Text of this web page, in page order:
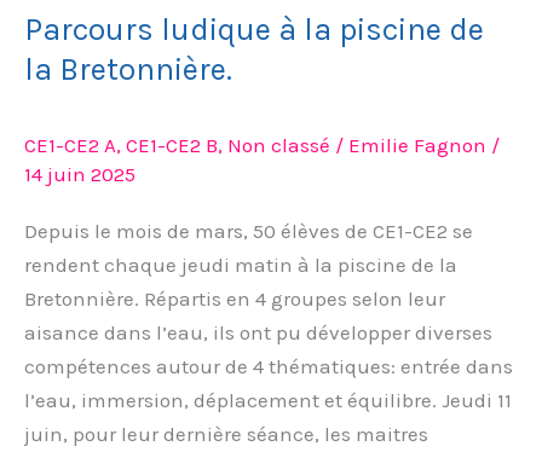
Parcours ludique à la piscine de
la Bretonnière.
CE1-CE2 A, CE1-CE2 B, Non classé / Emilie Fagnon /
14 juin 2025
Depuis le mois de mars, 50 élèves de CE1-CE2 se
rendent chaque jeudi matin à la piscine de la
Bretonnière. Répartis en 4 groupes selon leur
aisance dans l’eau, ils ont pu développer diverses
compétences autour de 4 thématiques: entrée dans
l’eau, immersion, déplacement et équilibre. Jeudi 11
juin, pour leur dernière séance, les maitres